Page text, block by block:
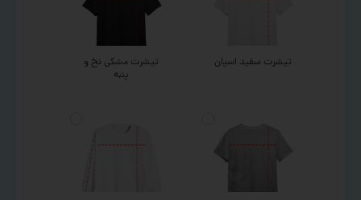
تیشرت سفید اسپان
تیشرت مشکی نخ و
پنبه